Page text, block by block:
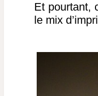
Et pourtant,
le mix